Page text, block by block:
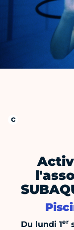
Du lundi 1er